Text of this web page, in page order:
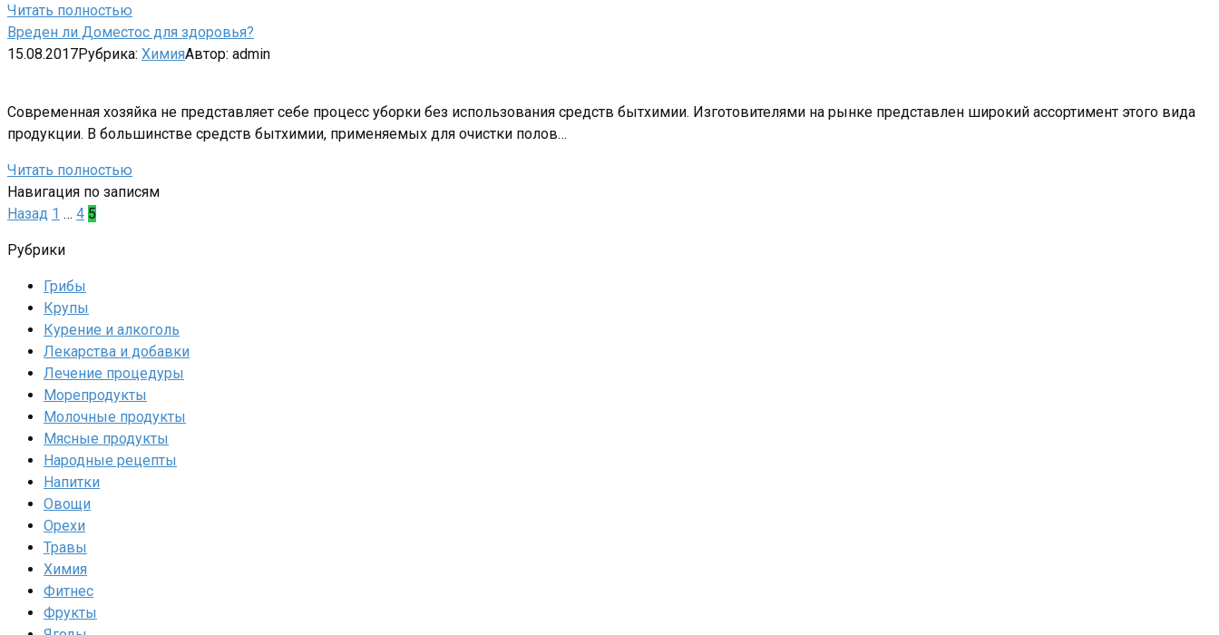
Читать полностью
Вреден ли Доместос для здоровья?
15.08.2017Рубрика: ХимияАвтор: admin
Современная хозяйка не представляет себе процесс уборки без использования средств бытхимии. Изготовителями на рынке представлен широкий ассортимент этого вида
продукции. В большинстве средств бытхимии, применяемых для очистки полов…
Читать полностью
Навигация по записям
Назад 1 … 4 5
Рубрики
Грибы
Крупы
Курение и алкоголь
Лекарства и добавки
Лечение процедуры
Морепродукты
Молочные продукты
Мясные продукты
Народные рецепты
Напитки
Овощи
Орехи
Травы
Химия
Фитнес
Фрукты